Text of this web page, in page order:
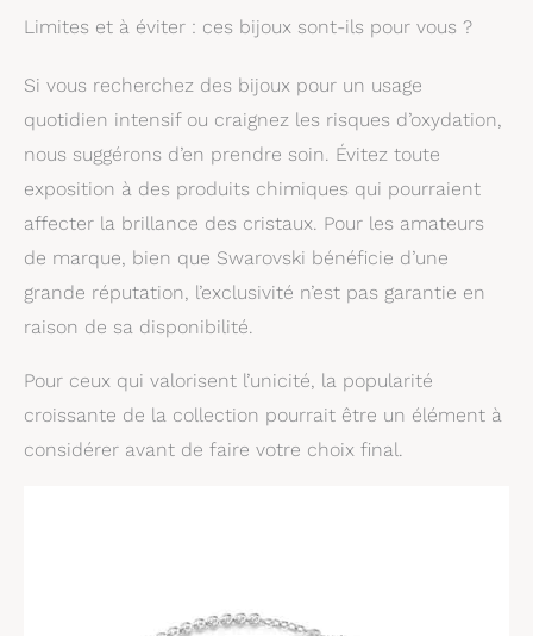
Limites et à éviter : ces bijoux sont-ils pour vous ?
Si vous recherchez des bijoux pour un usage
quotidien intensif ou craignez les risques d’oxydation,
nous suggérons d’en prendre soin. Évitez toute
exposition à des produits chimiques qui pourraient
affecter la brillance des cristaux. Pour les amateurs
de marque, bien que Swarovski bénéficie d’une
grande réputation, l’exclusivité n’est pas garantie en
raison de sa disponibilité.
Pour ceux qui valorisent l’unicité, la popularité
croissante de la collection pourrait être un élément à
considérer avant de faire votre choix final.